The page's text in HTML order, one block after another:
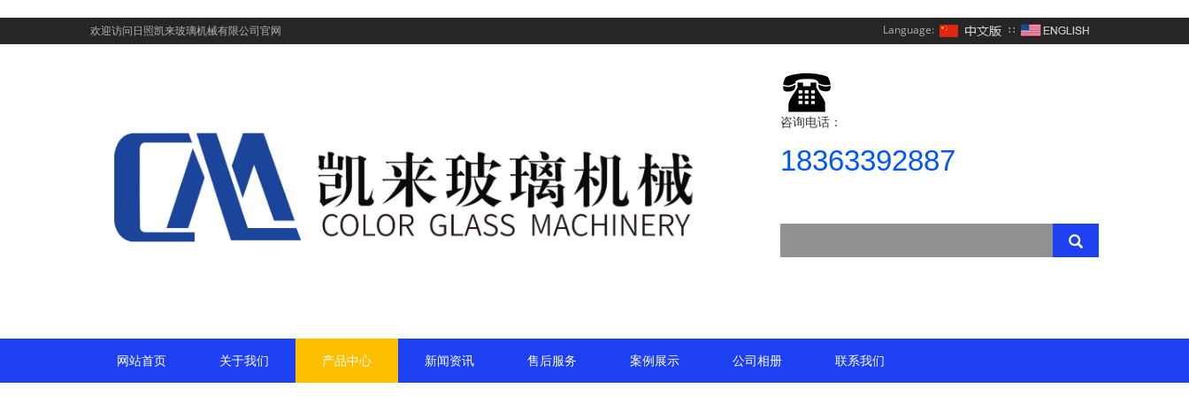
欢迎访问日照凯来玻璃机械有限公司官网 Language: ∷
咨询电话：
18363392887
网站首页 关于我们 产品中心 新闻资讯 售后服务 案例展示 公司相册 联系我们